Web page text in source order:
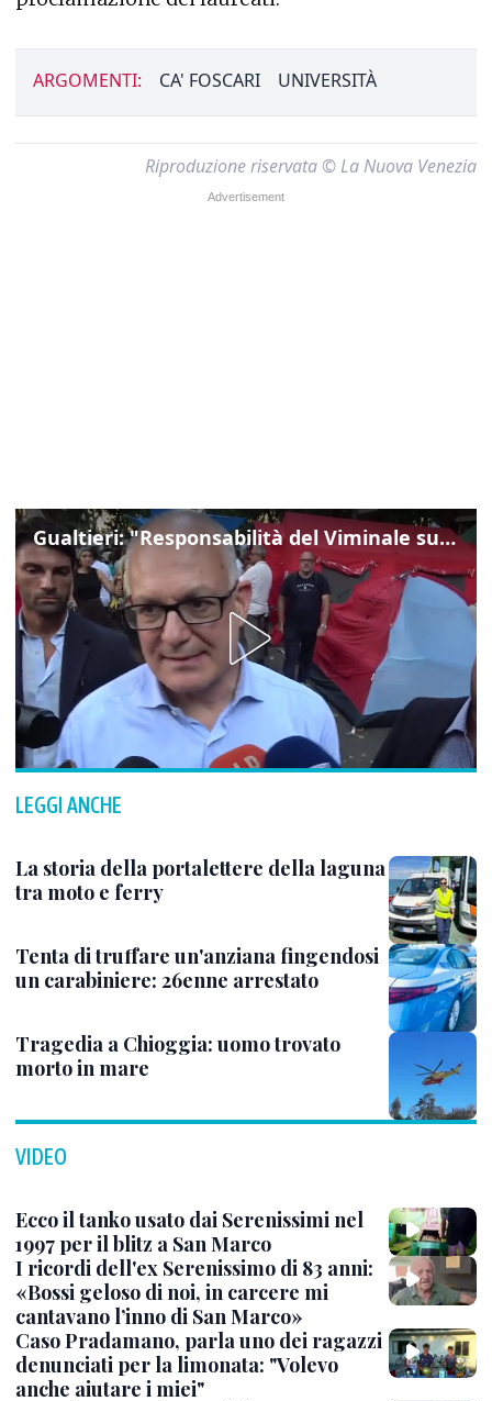
ARGOMENTI: CA' FOSCARI UNIVERSITÀ
Riproduzione riservata © La Nuova Venezia
Gualtieri: "Responsabilità del Viminale su Spin Time? La posizione dei partiti è nota"
LEGGI ANCHE
La storia della portalettere della laguna
tra moto e ferry
Tenta di truffare un'anziana fingendosi
un carabiniere: 26enne arrestato
Tragedia a Chioggia: uomo trovato
morto in mare
VIDEO
Ecco il tanko usato dai Serenissimi nel
1997 per il blitz a San Marco
I ricordi dell'ex Serenissimo di 83 anni:
«Bossi geloso di noi, in carcere mi
cantavano l’inno di San Marco»
Caso Pradamano, parla uno dei ragazzi
denunciati per la limonata: "Volevo
anche aiutare i miei"